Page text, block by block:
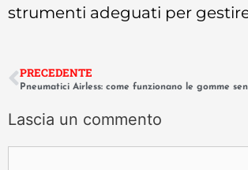
strumenti adeguati per
PRECEDENTE
Pneumatici Airless: come funzionano le gomme
Lascia un commento